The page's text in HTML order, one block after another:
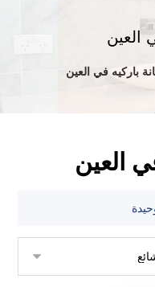
العين
باركيه في العين
العين